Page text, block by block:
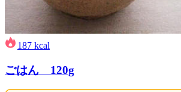
187 kcal
ごはん 120g